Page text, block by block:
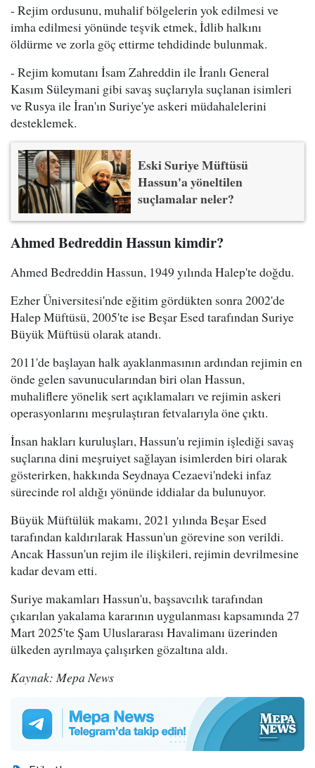
- Rejim ordusunu, muhalif bölgelerin yok edilmesi ve
imha edilmesi yönünde teşvik etmek, İdlib halkını
öldürme ve zorla göç ettirme tehdidinde bulunmak.
- Rejim komutanı İsam Zahreddin ile İranlı General
Kasım Süleymani gibi savaş suçlarıyla suçlanan isimleri
ve Rusya ile İran'ın Suriye'ye askeri müdahalelerini
desteklemek.
Eski Suriye Müftüsü
Hassun'a yöneltilen
suçlamalar neler?
Ahmed Bedreddin Hassun kimdir?
Ahmed Bedreddin Hassun, 1949 yılında Halep'te doğdu.
Ezher Üniversitesi'nde eğitim gördükten sonra 2002'de
Halep Müftüsü, 2005'te ise Beşar Esed tarafından Suriye
Büyük Müftüsü olarak atandı.
2011'de başlayan halk ayaklanmasının ardından rejimin en
önde gelen savunucularından biri olan Hassun,
muhaliflere yönelik sert açıklamaları ve rejimin askeri
operasyonlarını meşrulaştıran fetvalarıyla öne çıktı.
İnsan hakları kuruluşları, Hassun'u rejimin işlediği savaş
suçlarına dini meşruiyet sağlayan isimlerden biri olarak
gösterirken, hakkında Seydnaya Cezaevi'ndeki infaz
sürecinde rol aldığı yönünde iddialar da bulunuyor.
Büyük Müftülük makamı, 2021 yılında Beşar Esed
tarafından kaldırılarak Hassun'un görevine son verildi.
Ancak Hassun'un rejim ile ilişkileri, rejimin devrilmesine
kadar devam etti.
Suriye makamları Hassun'u, başsavcılık tarafından
çıkarılan yakalama kararının uygulanması kapsamında 27
Mart 2025'te Şam Uluslararası Havalimanı üzerinden
ülkeden ayrılmaya çalışırken gözaltına aldı.
Kaynak: Mepa News